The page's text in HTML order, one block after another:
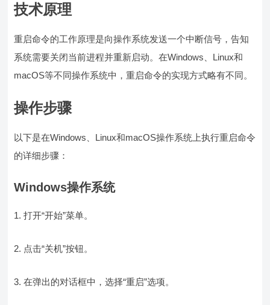
技术原理
重启命令的工作原理是向操作系统发送一个中断信号，告知
系统需要关闭当前进程并重新启动。在Windows、Linux和
macOS等不同操作系统中，重启命令的实现方式略有不同。
操作步骤
以下是在Windows、Linux和macOS操作系统上执行重启命令
的详细步骤：
Windows操作系统
1. 打开“开始”菜单。
2. 点击“关机”按钮。
3. 在弹出的对话框中，选择“重启”选项。